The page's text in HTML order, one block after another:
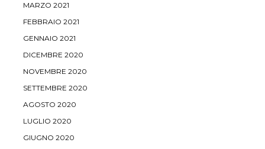
MARZO 2021
FEBBRAIO 2021
GENNAIO 2021
DICEMBRE 2020
NOVEMBRE 2020
SETTEMBRE 2020
AGOSTO 2020
LUGLIO 2020
GIUGNO 2020